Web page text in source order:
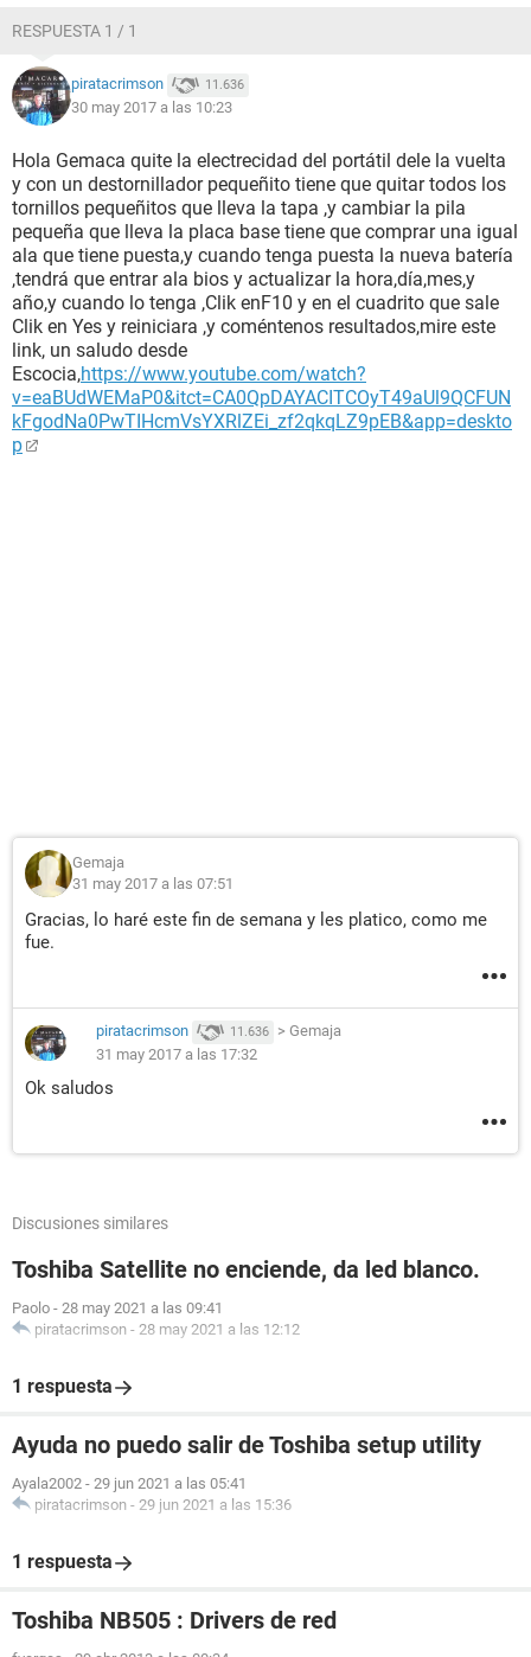
RESPUESTA 1 / 1
piratacrimson 11.636
30 may 2017 a las 10:23
Hola Gemaca quite la electrecidad del portátil dele la vuelta
y con un destornillador pequeñito tiene que quitar todos los
tornillos pequeñitos que lleva la tapa ,y cambiar la pila
pequeña que lleva la placa base tiene que comprar una igual
ala que tiene puesta,y cuando tenga puesta la nueva batería
,tendrá que entrar ala bios y actualizar la hora,día,mes,y
año,y cuando lo tenga ,Clik enF10 y en el cuadrito que sale
Clik en Yes y reiniciara ,y coméntenos resultados,mire este
link, un saludo desde
Escocia,https://www.youtube.com/watch?
v=eaBUdWEMaP0&itct=CA0QpDAYACITCOyT49aUl9QCFUN
kFgodNa0PwTIHcmVsYXRlZEi_zf2qkqLZ9pEB&app=deskto
p
Gemaja
31 may 2017 a las 07:51
Gracias, lo haré este fin de semana y les platico, como me
fue.
piratacrimson 11.636 > Gemaja
31 may 2017 a las 17:32
Ok saludos
Discusiones similares
Toshiba Satellite no enciende, da led blanco.
Paolo - 28 may 2021 a las 09:41
piratacrimson - 28 may 2021 a las 12:12
1 respuesta
Ayuda no puedo salir de Toshiba setup utility
Ayala2002 - 29 jun 2021 a las 05:41
piratacrimson - 29 jun 2021 a las 15:36
1 respuesta
Toshiba NB505 : Drivers de red